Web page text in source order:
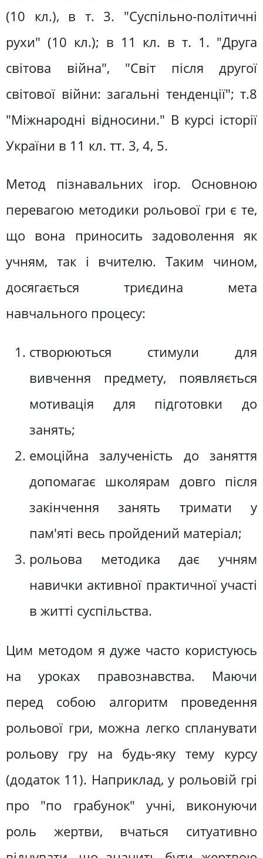
(10 кл.), в т. 3. "Суспільно-політичні
рухи" (10 кл.); в 11 кл. в т. 1. "Друга
світова війна", "Світ після другої
світової війни: загальні тенденції"; т.8
"Міжнародні відносини." В курсі історії
України в 11 кл. тт. 3, 4, 5.
Метод пізнавальних ігор. Основною
перевагою методики рольової гри є те,
що вона приносить задоволення як
учням, так і вчителю. Таким чином,
досягається триєдина мета
навчального процесу:
створюються стимули для
вивчення предмету, появляється
мотивація для підготовки до
занять;
емоційна залученість до заняття
допомагає школярам довго після
закінчення занять тримати у
пам'яті весь пройдений матеріал;
рольова методика дає учням
навички активної практичної участі
в житті суспільства.
Цим методом я дуже часто користуюсь
на уроках правознавства. Маючи
перед собою алгоритм проведення
рольової гри, можна легко спланувати
рольову гру на будь-яку тему курсу
(додаток 11). Наприклад, у рольовій грі
про "по грабунок" учні, виконуючи
роль жертви, вчаться ситуативно